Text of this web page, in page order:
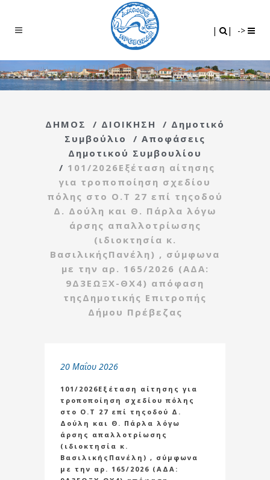
| | ->
ΔΗΜΟΣ / ΔΙΟΙΚΗΣΗ / Δημοτικό
Συμβούλιο
/ Αποφάσεις
Δημοτικού Συμβουλίου
/ 101/2026Εξέταση αίτησης
για τροποποίηση σχεδίου
πόλης στο Ο.Τ 27 επί τηςοδού
Δ. Δούλη και Θ. Πάρλα λόγω
άρσης απαλλοτρίωσης
(ιδιοκτησία κ.
ΒασιλικήςΠανέλη) , σύμφωνα
με την αρ. 165/2026 (ΑΔΑ:
9Δ3ΕΩΞΧ-ΘΧ4) απόφαση
τηςΔημοτικής Επιτροπής
Δήμου Πρέβεζας
20 Μαΐου 2026
101/2026Εξέταση αίτησης για
τροποποίηση σχεδίου πόλης
στο Ο.Τ 27 επί τηςοδού Δ.
Δούλη και Θ. Πάρλα λόγω
άρσης απαλλοτρίωσης
(ιδιοκτησία κ.
ΒασιλικήςΠανέλη) , σύμφωνα
με την αρ. 165/2026 (ΑΔΑ: